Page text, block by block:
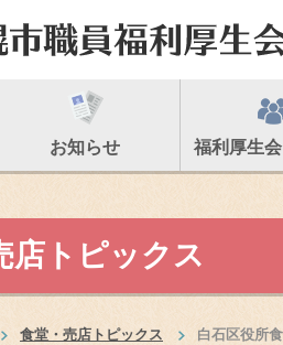
お知らせ 福利厚生
店トピックス
食堂・売店トピックス 白石区役所